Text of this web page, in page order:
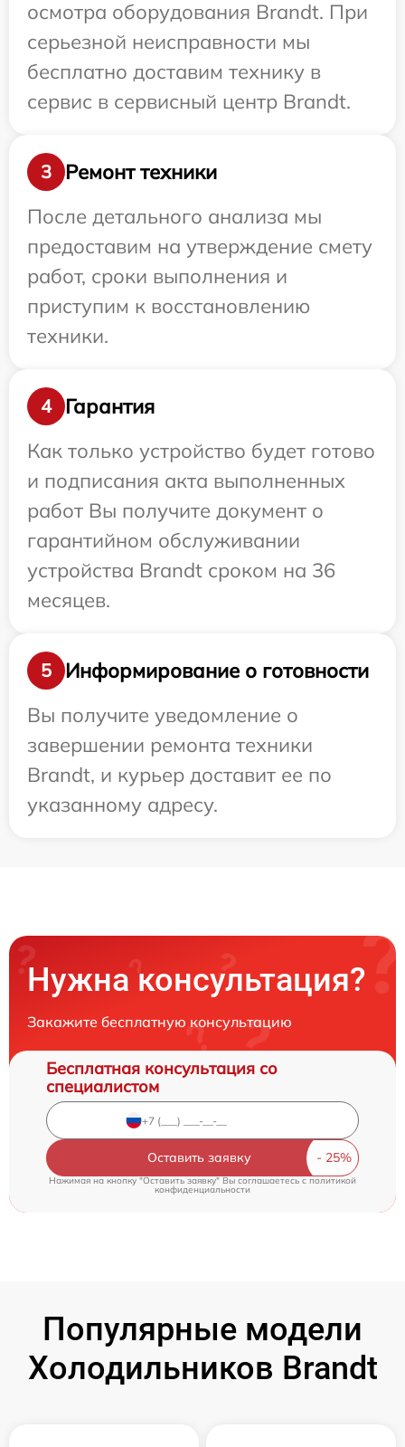
осмотра оборудования Brandt. При
серьезной неисправности мы
бесплатно доставим технику в
сервис в сервисный центр Brandt.
3
Ремонт техники
После детального анализа мы
предоставим на утверждение смету
работ, сроки выполнения и
приступим к восстановлению
техники.
4
Гарантия
Как только устройство будет готово
и подписания акта выполненных
работ Вы получите документ о
гарантийном обслуживании
устройства Brandt сроком на 36
месяцев.
5
Информирование о готовности
Вы получите уведомление о
завершении ремонта техники
Brandt, и курьер доставит ее по
указанному адресу.
Нужна консультация?
Закажите бесплатную консультацию
Бесплатная консультация со
специалистом
Оставить заявку
Нажимая на кнопку "Оставить заявку" Вы соглашаетесь cполитикой
конфиденциальности
Популярные модели
Холодильников Brandt